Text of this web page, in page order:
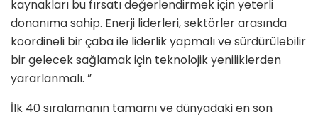
kaynakları bu fırsatı değerlendirmek için yeterli
donanıma sahip. Enerji liderleri, sektörler arasında
koordineli bir çaba ile liderlik yapmalı ve sürdürülebilir
bir gelecek sağlamak için teknolojik yeniliklerden
yararlanmalı. ”
İlk 40 sıralamanın tamamı ve dünyadaki en son